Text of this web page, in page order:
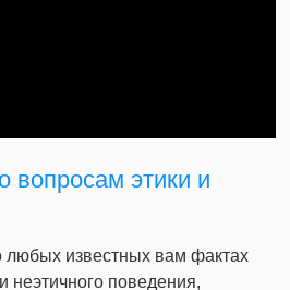
вопросам этики и
известных вам фактах
неэтичного поведения,